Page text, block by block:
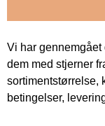
Vi har
dem med stjerner
sortimentstørrelse,
betingelser,